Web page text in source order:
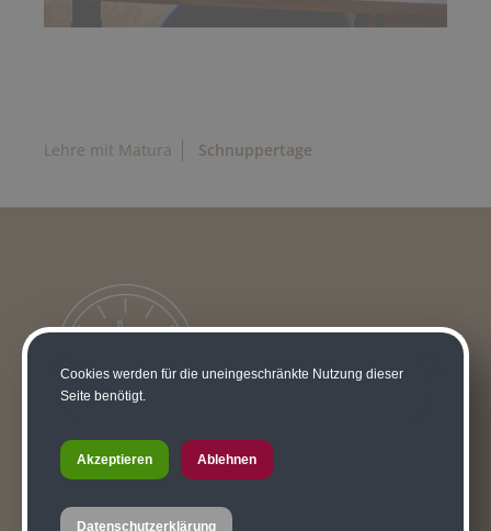
Lehre mit Matura Schnuppertage
Cookies werden für die uneingeschränkte Nutzung dieser
Seite benötigt.
Akzeptieren Ablehnen
Datenschutzerklärung